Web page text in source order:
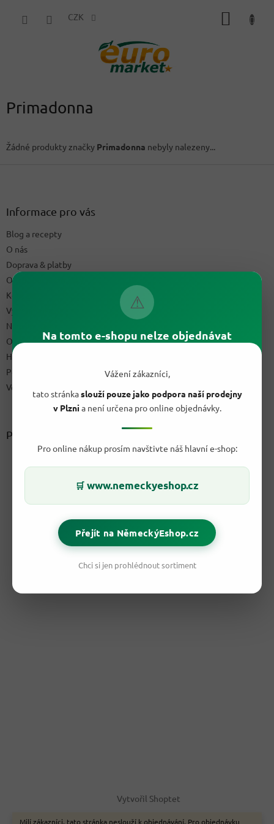
⚠
Na tomto e-shopu nelze objednávat
Vážení zákazníci,
tato stránkaslouží pouze jako podpora naší prodejny
v Plznia není určena pro online objednávky.
Pro online nákup prosím navštivte náš hlavní e-shop:
🛒 www.nemeckyeshop.cz
Přejít na NěmeckýEshop.cz
Chci si jen prohlédnout sortiment
Milí zákazníci, tato stránka neslouží k objednávání. Pro objednávku
CZK
Primadonna
Žádné produkty značky Primadonna nebyly nalezeny...
Informace pro vás
Blog a recepty
O nás
Doprava & platby
Obchodní podmínky
Kontakty
Výdejní místo
Napište nám
Ochrana osobních údajů GDPR
Hodnocení obchodu
Podmínky uplatnění práv z vadného plnění a reklamační řád
Velkoobchod
Přijímáme online platby
Vytvořil Shoptet